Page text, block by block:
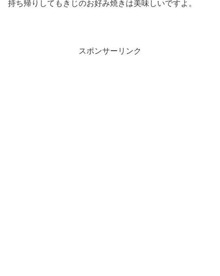
持ち帰りしてもきじのお好み焼きは美味しいですよ。
スポンサーリンク